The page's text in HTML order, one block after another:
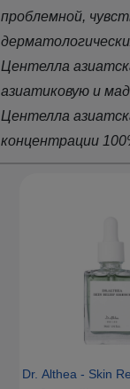
проблемной,
Центелла
азиатиковую и
Центелла
концентрации
Dr. Althea - Skin